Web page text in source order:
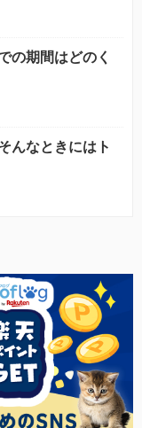
の期間はどのく
んなときにはト